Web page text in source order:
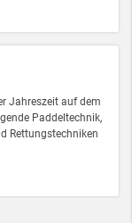
Jahreszeit auf dem
Paddeltechnik,
Rettungstechniken